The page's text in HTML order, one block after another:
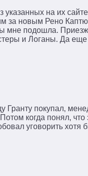
указанных на их сайте
за новым Рено
мне подошла.
и Логаны. Да еще
Гранту покупал,
когда понял, что
уговорить хотя